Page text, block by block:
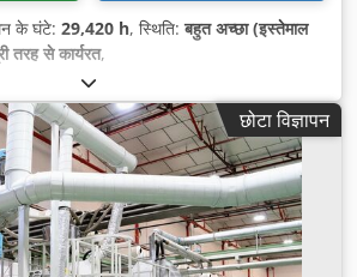
के घंटे: 29,420 h, स्थिति:बहुत अच्छा (इस्तेमाल
तरह से कार्यरत,
छोटा विज्ञापन